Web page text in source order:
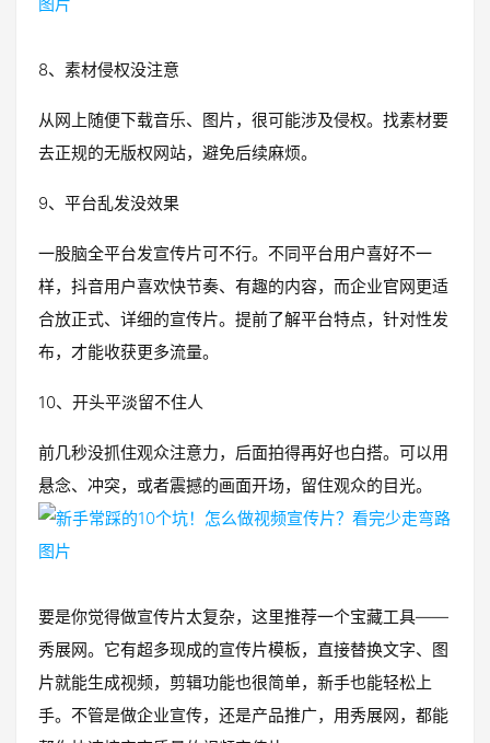
8、素材侵权没注意
从网上随便下载音乐、图片，很可能涉及侵权。找素材要
去正规的无版权网站，避免后续麻烦。
9、平台乱发没效果
一股脑全平台发宣传片可不行。不同平台用户喜好不一
样，抖音用户喜欢快节奏、有趣的内容，而企业官网更适
合放正式、详细的宣传片。提前了解平台特点，针对性发
布，才能收获更多流量。
10、开头平淡留不住人
前几秒没抓住观众注意力，后面拍得再好也白搭。可以用
悬念、冲突，或者震撼的画面开场，留住观众的目光。
要是你觉得做宣传片太复杂，这里推荐一个宝藏工具——
秀展网。它有超多现成的宣传片模板，直接替换文字、图
片就能生成视频，剪辑功能也很简单，新手也能轻松上
手。不管是做企业宣传，还是产品推广，用秀展网，都能